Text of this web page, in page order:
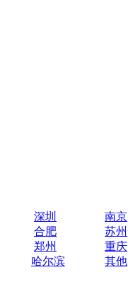
深圳
南京
合肥
苏州
郑州
重庆
哈尔滨
其他